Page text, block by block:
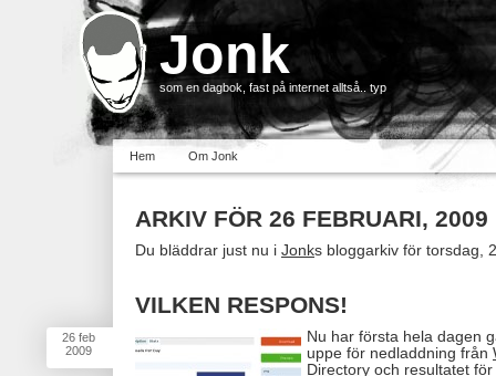
Jonk
som en dagbok, fast på internet alltså.. typ
Hem Om Jonk
ARKIV FÖR 26 FEBRUARI, 2009
Du bläddrar just nu i Jonks bloggarkiv för torsdag,
26 feb
2009
VILKEN RESPONS!
Nu har första hela dagen
uppe för nedladdning från
Directory och resultatet